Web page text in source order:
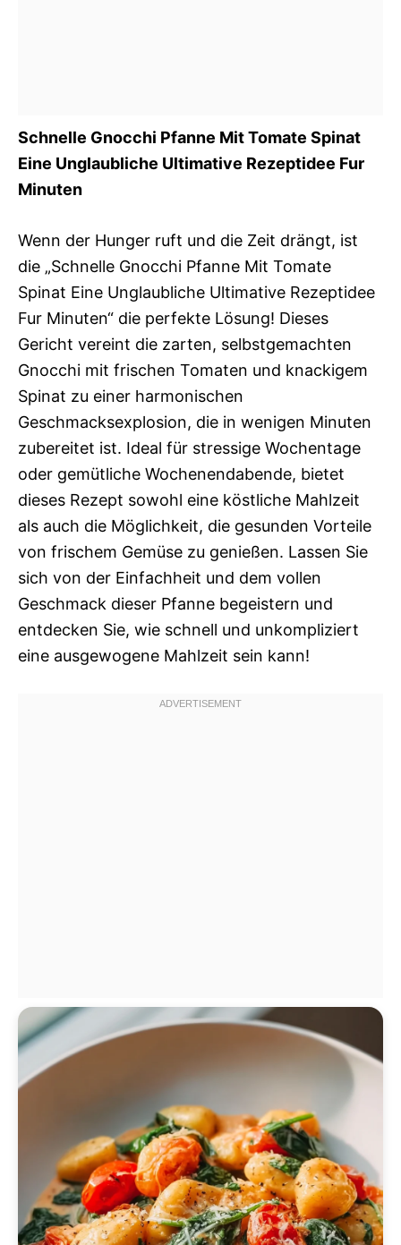
Schnelle Gnocchi Pfanne Mit Tomate Spinat
Eine Unglaubliche Ultimative Rezeptidee Fur
Minuten
Wenn der Hunger ruft und die Zeit drängt, ist
die „Schnelle Gnocchi Pfanne Mit Tomate
Spinat Eine Unglaubliche Ultimative Rezeptidee
Fur Minuten“ die perfekte Lösung! Dieses
Gericht vereint die zarten, selbstgemachten
Gnocchi mit frischen Tomaten und knackigem
Spinat zu einer harmonischen
Geschmacksexplosion, die in wenigen Minuten
zubereitet ist. Ideal für stressige Wochentage
oder gemütliche Wochenendabende, bietet
dieses Rezept sowohl eine köstliche Mahlzeit
als auch die Möglichkeit, die gesunden Vorteile
von frischem Gemüse zu genießen. Lassen Sie
sich von der Einfachheit und dem vollen
Geschmack dieser Pfanne begeistern und
entdecken Sie, wie schnell und unkompliziert
eine ausgewogene Mahlzeit sein kann!